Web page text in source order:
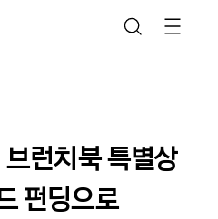
런치북 특별상
펀딩으로